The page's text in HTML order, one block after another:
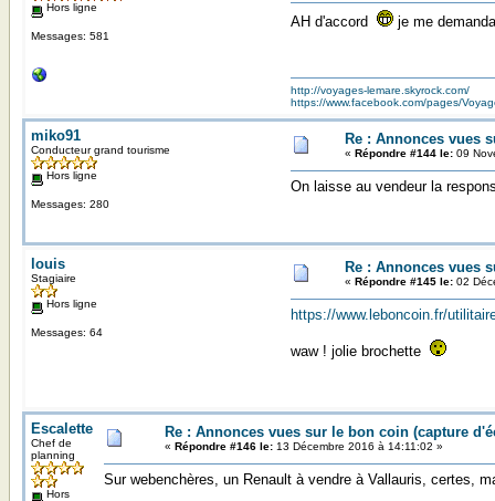
Hors ligne
Messages: 581
AH d'accord je me
http://voyages-lemare.skyrock.com/
https://www.facebook.com/pages/
miko91
Conducteur grand tourisme
Hors ligne
Messages: 280
Re : Annonces vues
« Répondre #144 le: 09
On laisse au vendeur la
louis
Stagiaire
Hors ligne
Messages: 64
Re : Annonces vues
« Répondre #145 le: 02
https://www.leboncoin.fr/
waw ! jolie brochette
Escalette
Chef de
planning
Hors
Re : Annonces vues sur le bon coin (capture
« Répondre #146 le: 13 Décembre 2016 à 14:11:02 »
Sur webenchères, un Renault à vendre à Vallauris, certes,